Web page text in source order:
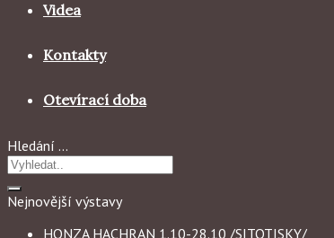
Videa
Kontakty
Otevírací doba
Hledání …
Nejnovější výstavy
HONZA HACHRAN 1.10-28.10 /SITOTISKY/